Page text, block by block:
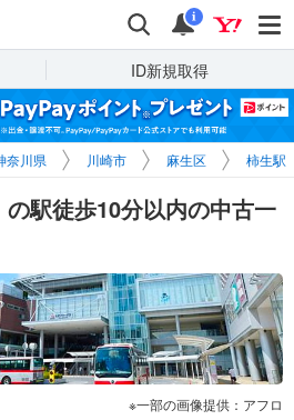
検索 通知
i
ID新規取得
奈川県 川崎市 麻生区 柿生駅
駅徒歩10分以内の中古一
一部の画像提供：アフロ